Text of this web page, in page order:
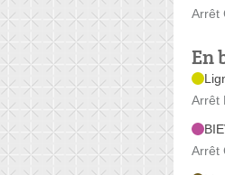
Arrêt
En
Arrêt
Arrêt